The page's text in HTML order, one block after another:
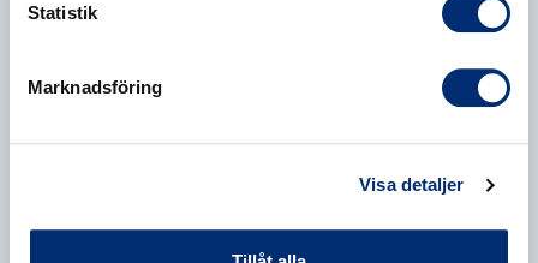
Statistik
Marknadsföring
Visa detaljer